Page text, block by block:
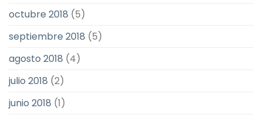
octubre 2018 (5)
septiembre 2018 (5)
agosto 2018 (4)
julio 2018 (2)
junio 2018 (1)